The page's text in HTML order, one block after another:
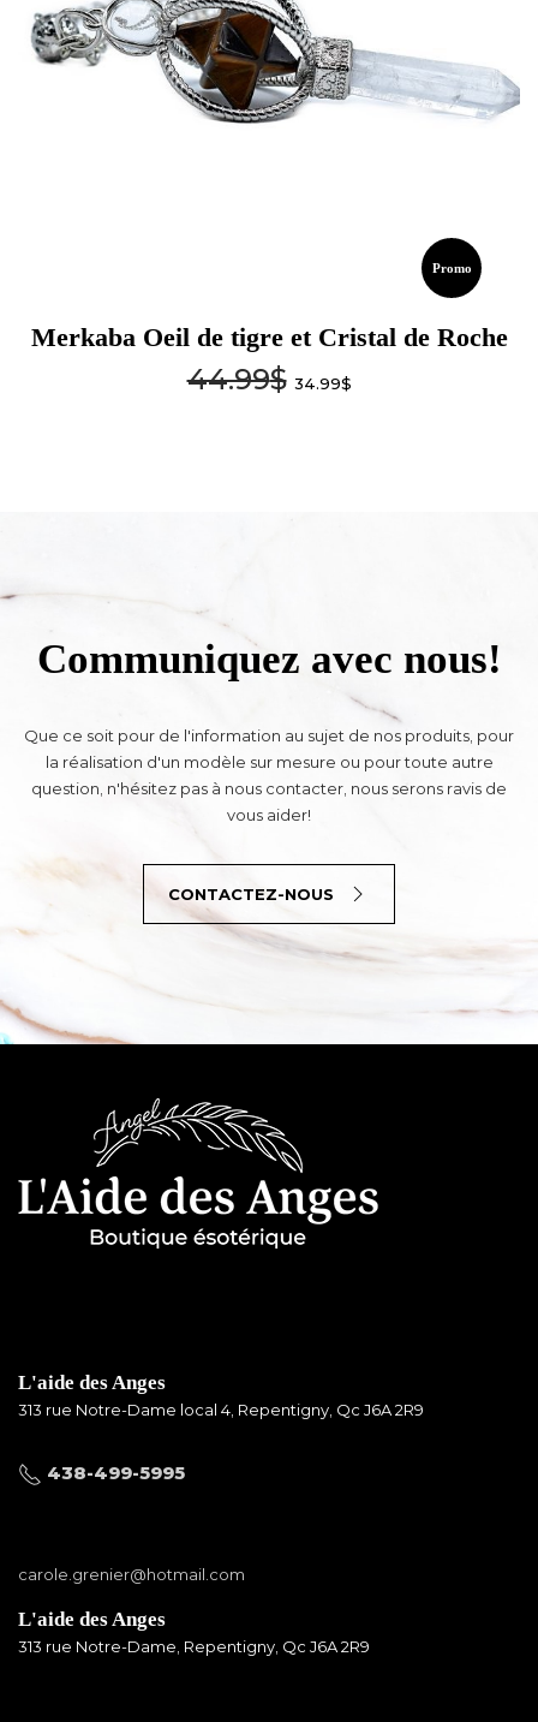
Promo
Merkaba Oeil de tigre et Cristal de Roche
44.99$ 34.99$
Communiquez avec nous!
Que ce soit pour de l'information au sujet de nos produits, pour
la réalisation d'un modèle sur mesure ou pour toute autre
question, n'hésitez pas à nous contacter, nous serons ravis de
vous aider!
CONTACTEZ-NOUS
L'aide des Anges
313 rue Notre-Dame local 4, Repentigny, Qc J6A 2R9
438-499-5995
carole.grenier@hotmail.com
L'aide des Anges
313 rue Notre-Dame, Repentigny, Qc J6A 2R9